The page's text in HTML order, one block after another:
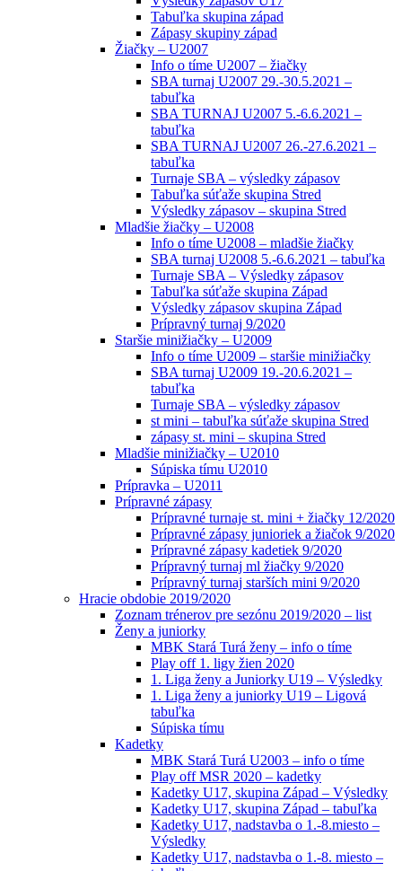
Tabuľka skupina západ
Zápasy skupiny západ
Žiačky – U2007
Info o tíme U2007 – žiačky
SBA turnaj U2007 29.-30.5.2021 –
tabuľka
SBA TURNAJ U2007 5.-6.6.2021 –
tabuľka
SBA TURNAJ U2007 26.-27.6.2021 –
tabuľka
Turnaje SBA – výsledky zápasov
Tabuľka súťaže skupina Stred
Výsledky zápasov – skupina Stred
Mladšie žiačky – U2008
Info o tíme U2008 – mladšie žiačky
SBA turnaj U2008 5.-6.6.2021 – tabuľka
Turnaje SBA – Výsledky zápasov
Tabuľka súťaže skupina Západ
Výsledky zápasov skupina Západ
Prípravný turnaj 9/2020
Staršie minižiačky – U2009
Info o tíme U2009 – staršie minižiačky
SBA turnaj U2009 19.-20.6.2021 –
tabuľka
Turnaje SBA – výsledky zápasov
st mini – tabuľka súťaže skupina Stred
zápasy st. mini – skupina Stred
Mladšie minižiačky – U2010
Súpiska tímu U2010
Prípravka – U2011
Prípravné zápasy
Prípravné turnaje st. mini + žiačky 12/2020
Prípravné zápasy junioriek a žiačok 9/2020
Prípravné zápasy kadetiek 9/2020
Prípravný turnaj ml žiačky 9/2020
Prípravný turnaj starších mini 9/2020
Hracie obdobie 2019/2020
Zoznam trénerov pre sezónu 2019/2020 – list
Ženy a juniorky
MBK Stará Turá ženy – info o tíme
Play off 1. ligy žien 2020
1. Liga ženy a Juniorky U19 – Výsledky
1. Liga ženy a juniorky U19 – Ligová
tabuľka
Súpiska tímu
Kadetky
MBK Stará Turá U2003 – info o tíme
Play off MSR 2020 – kadetky
Kadetky U17, skupina Západ – Výsledky
Kadetky U17, skupina Západ – tabuľka
Kadetky U17, nadstavba o 1.-8.miesto –
Výsledky
Kadetky U17, nadstavba o 1.-8. miesto –